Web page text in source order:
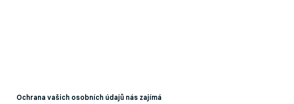
Ochrana vašich osobních údajů nás zajímá